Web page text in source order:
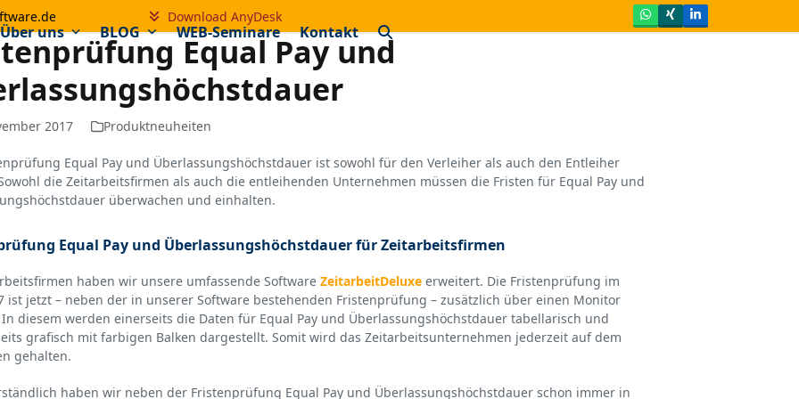
Download AnyDesk Whatsapp
XingLinkedIn
Über uns BLOG WEB-Seminare Kontakt
Equal Pay und
2017 Produktneuheiten
Equal Pay und Überlassungshöchstdauer ist sowohl für den Verleiher als auch den Entleiher
die Zeitarbeitsfirmen als auch die entleihenden Unternehmen müssen die Fristen für Equal Pay und
überwachen und einhalten.
Equal Pay und Überlassungshöchstdauer für Zeitarbeitsfirmen
haben wir unsere umfassende Software ZeitarbeitDeluxe erweitert. Die Fristenprüfung im
ist jetzt – neben der in unserer Software bestehenden Fristenprüfung – zusätzlich über einen Monitor
diesem werden einerseits die Daten für Equal Pay und Überlassungshöchstdauer tabellarisch und
grafisch mit farbigen Balken dargestellt. Somit wird das Zeitarbeitsunternehmen jederzeit auf dem
gehalten.
haben wir neben der Fristenprüfung Equal Pay und Überlassungshöchstdauer schon immer in